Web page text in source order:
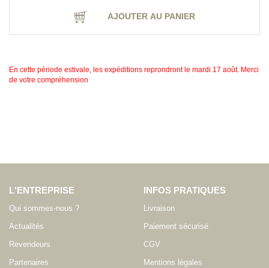
AJOUTER AU PANIER
En cette période estivale, les expéditions reprondront le mardi 17 août. Merci
de votre compréhension
L'ENTREPRISE
Qui sommes-nous ?
Actualités
Revendeurs
Partenaires
INFOS PRATIQUES
Livraison
Paiement sécurisé
CGV
Mentions légales